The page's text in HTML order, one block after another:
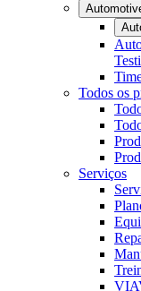
Todos os
Serviços